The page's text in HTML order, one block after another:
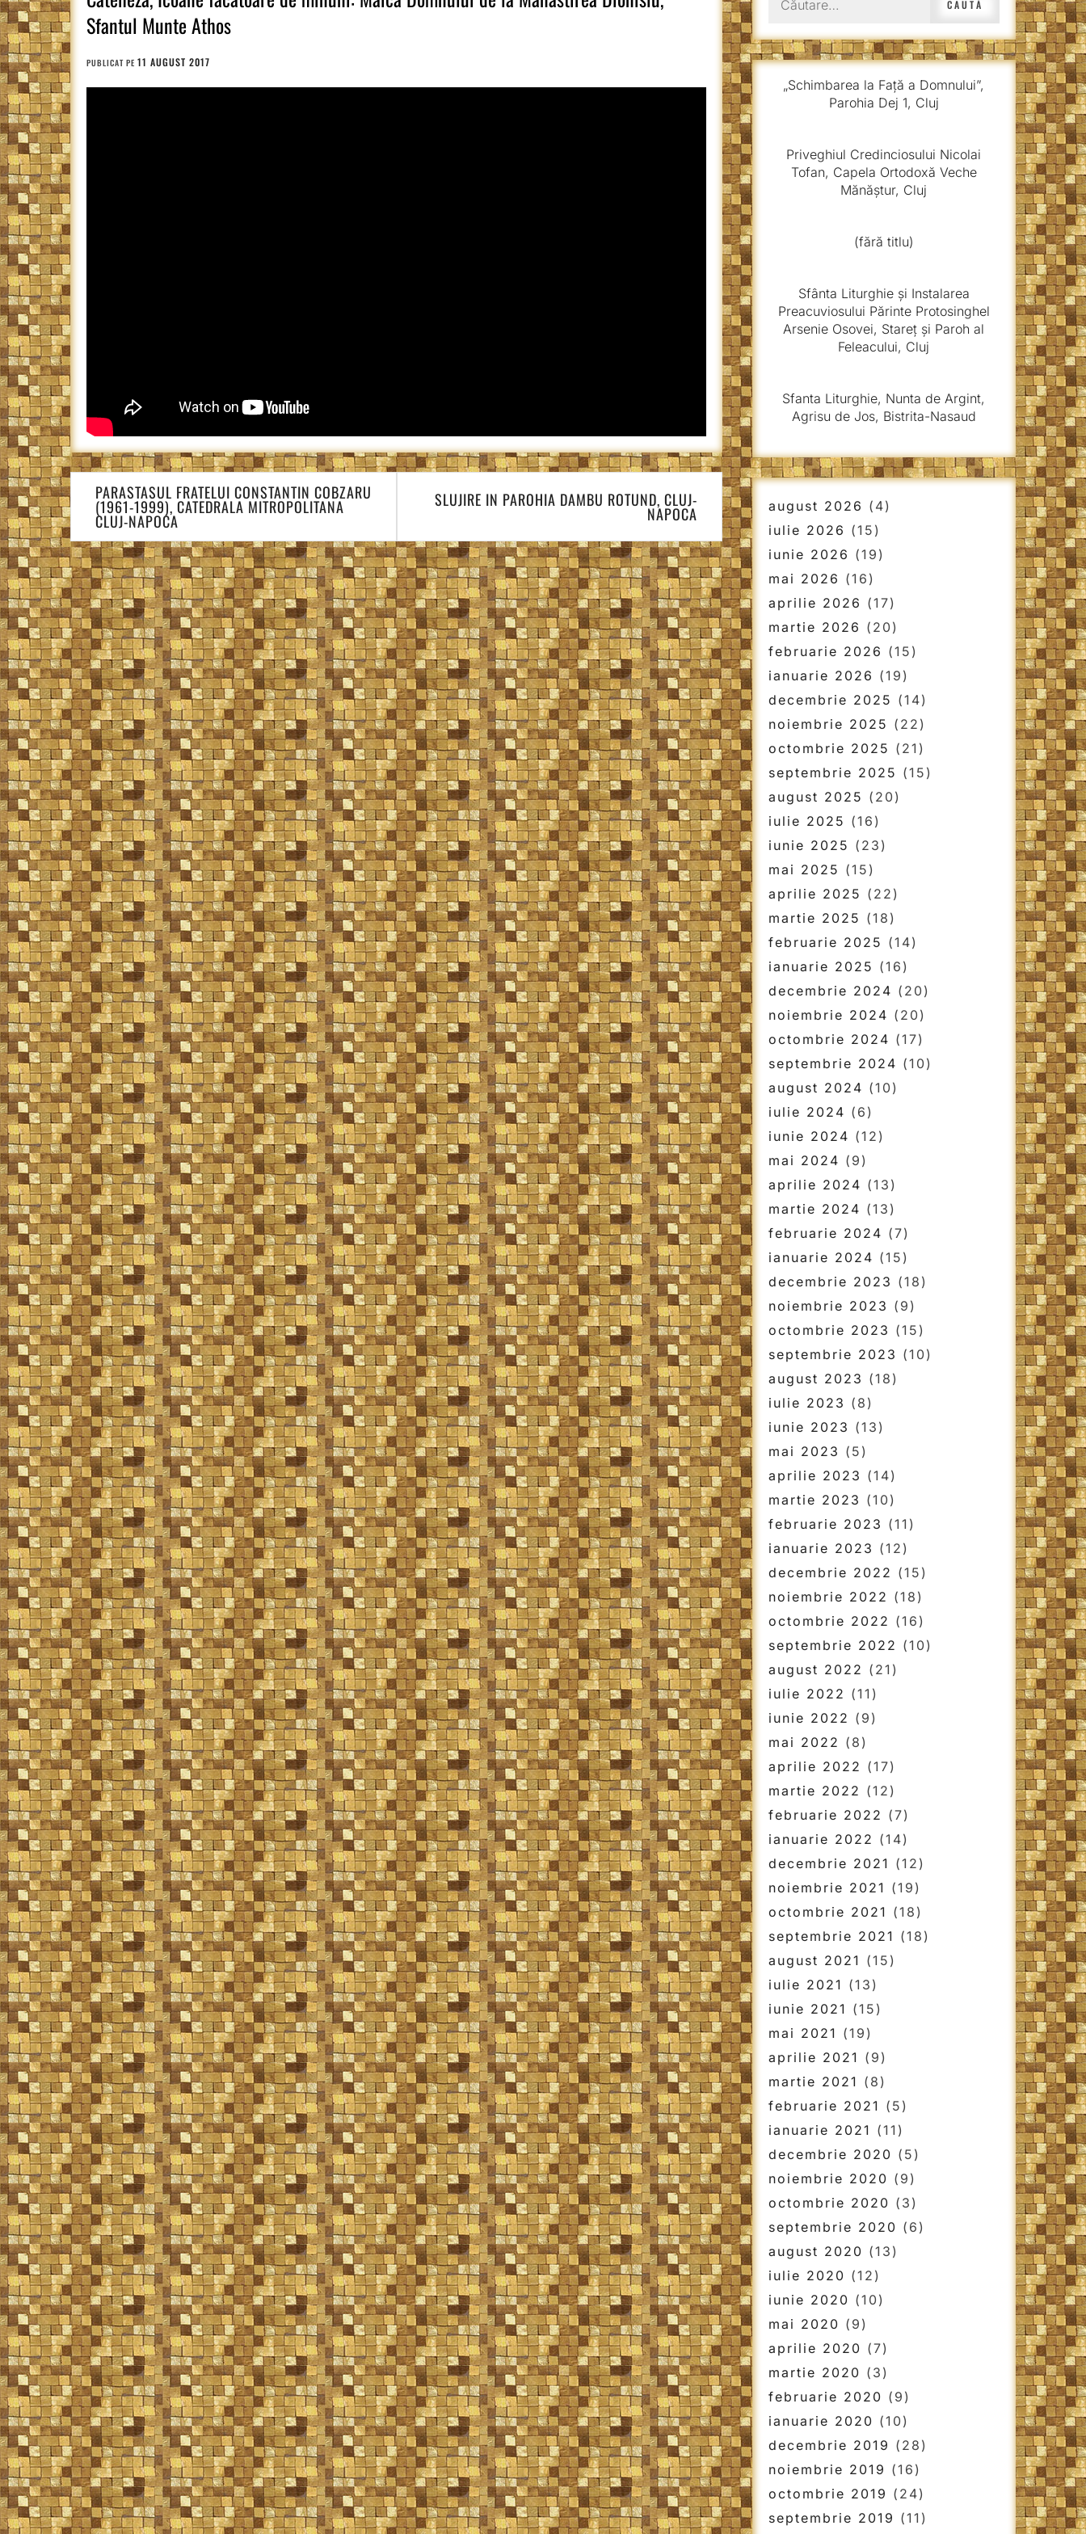
Sfantul Munte Athos
PUBLICAT PE 11 AUGUST 2017
Navigare
în
articole
PARASTASUL FRATELUI CONSTANTIN COBZARU
(1961-1999), CATEDRALA MITROPOLITANA
CLUJ-NAPOCA
SLUJIRE IN PAROHIA DAMBU ROTUND, CLUJ-
NAPOCA
după:
„Schimbarea la Față a Domnului”,
Parohia Dej 1, Cluj
Priveghiul Credinciosului Nicolai
Tofan, Capela Ortodoxă Veche
Mănăștur, Cluj
(fără titlu)
Sfânta Liturghie și Instalarea
Preacuviosului Părinte Protosinghel
Arsenie Osovei, Stareț și Paroh al
Feleacului, Cluj
Sfanta Liturghie, Nunta de Argint,
Agrisu de Jos, Bistrita-Nasaud
august 2026 (4)
iulie 2026 (15)
iunie 2026 (19)
mai 2026 (16)
aprilie 2026 (17)
martie 2026 (20)
februarie 2026 (15)
ianuarie 2026 (19)
decembrie 2025 (14)
noiembrie 2025 (22)
octombrie 2025 (21)
septembrie 2025 (15)
august 2025 (20)
iulie 2025 (16)
iunie 2025 (23)
mai 2025 (15)
aprilie 2025 (22)
martie 2025 (18)
februarie 2025 (14)
ianuarie 2025 (16)
decembrie 2024 (20)
noiembrie 2024 (20)
octombrie 2024 (17)
septembrie 2024 (10)
august 2024 (10)
iulie 2024 (6)
iunie 2024 (12)
mai 2024 (9)
aprilie 2024 (13)
martie 2024 (13)
februarie 2024 (7)
ianuarie 2024 (15)
decembrie 2023 (18)
noiembrie 2023 (9)
octombrie 2023 (15)
septembrie 2023 (10)
august 2023 (18)
iulie 2023 (8)
iunie 2023 (13)
mai 2023 (5)
aprilie 2023 (14)
martie 2023 (10)
februarie 2023 (11)
ianuarie 2023 (12)
decembrie 2022 (15)
noiembrie 2022 (18)
octombrie 2022 (16)
septembrie 2022 (10)
august 2022 (21)
iulie 2022 (11)
iunie 2022 (9)
mai 2022 (8)
aprilie 2022 (17)
martie 2022 (12)
februarie 2022 (7)
ianuarie 2022 (14)
decembrie 2021 (12)
noiembrie 2021 (19)
octombrie 2021 (18)
septembrie 2021 (18)
august 2021 (15)
iulie 2021 (13)
iunie 2021 (15)
mai 2021 (19)
aprilie 2021 (9)
martie 2021 (8)
februarie 2021 (5)
ianuarie 2021 (11)
decembrie 2020 (5)
noiembrie 2020 (9)
octombrie 2020 (3)
septembrie 2020 (6)
august 2020 (13)
iulie 2020 (12)
iunie 2020 (10)
mai 2020 (9)
aprilie 2020 (7)
martie 2020 (3)
februarie 2020 (9)
ianuarie 2020 (10)
decembrie 2019 (28)
noiembrie 2019 (16)
octombrie 2019 (24)
septembrie 2019 (11)